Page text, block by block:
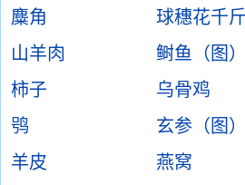
麋角
球穗花千
山羊肉
鲥鱼（图）
柿子
乌骨鸡
鸮
玄参（图）
羊皮
燕窝